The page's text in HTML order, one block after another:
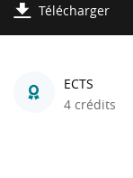
Télécharger
ECTS
4 crédits